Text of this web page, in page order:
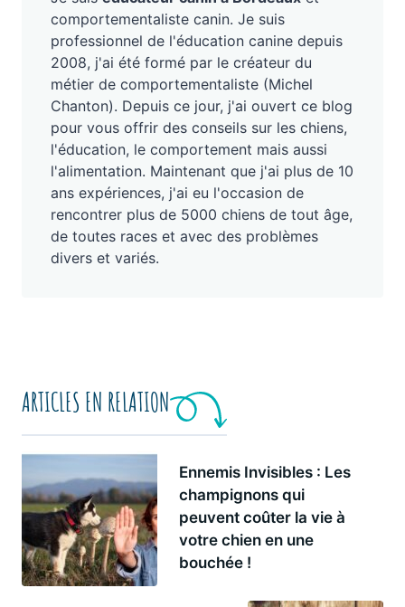
comportementaliste canin. Je suis
professionnel de l'éducation canine depuis
2008, j'ai été formé par le créateur du
métier de comportementaliste (Michel
Chanton). Depuis ce jour, j'ai ouvert ce blog
pour vous offrir des conseils sur les chiens,
l'éducation, le comportement mais aussi
l'alimentation. Maintenant que j'ai plus de 10
ans expériences, j'ai eu l'occasion de
rencontrer plus de 5000 chiens de tout âge,
de toutes races et avec des problèmes
divers et variés.
ARTICLES EN RELATION
Ennemis Invisibles : Les
champignons qui
peuvent coûter la vie à
votre chien en une
bouchée !